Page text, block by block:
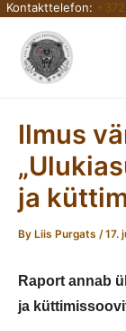
Skip
content
Kontakttelefon:
Ilmus
ja
By Liis Purgats /17.
Raport annab
ja